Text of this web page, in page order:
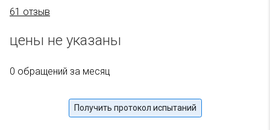
61 отзыв
цены не указаны
0 обращений за месяц
Получить протокол испытаний